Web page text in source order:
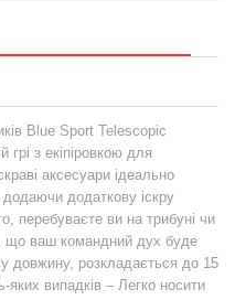
Blue Sport Telescopic
з екіпіровкою для
аксесуари ідеально
додаючи додаткову іскру
перебуваєте ви на трибуні чи
що ваш командний дух буде
довжину, розкладається до 15
випадків – Легко носити